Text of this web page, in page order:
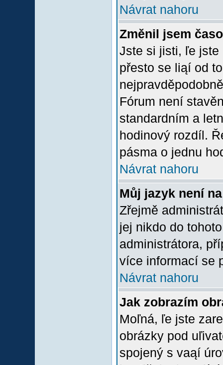
Návrat nahoru
Změnil jsem
Jste si jisti, ľe jste
přesto se liąí od
Fórum není
standardním a
hodinový rozdíl.
pásma o jednu
Návrat nahoru
Můj jazyk není
Zřejmě
jej nikdo do
administrátora,
více informací se
Návrat nahoru
Jak zobrazím
Moľná, ľe jste
obrázky pod
spojený s vaąí